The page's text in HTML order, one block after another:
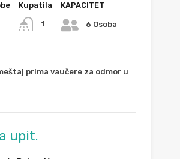
Kupatila
1
KAPACITET
6 Osoba
prima vaučere za odmor u
upit.